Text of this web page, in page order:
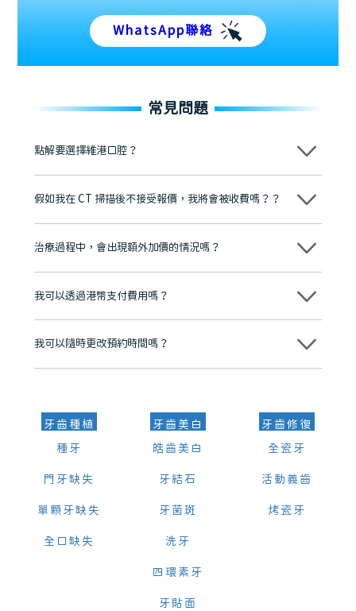
WhatsApp聯絡
常見問題
點解要選擇維港口腔？
維港口腔踐行「醫道濟世」的大學校訓，各分院匯聚來自香港、內地的
牌」、「2025香港企業領袖品牌」，是諾貝爾種植系統全球放心植牙中
至今已服務超過三十個國家和地區的顧客，受到粵港澳大灣區及周邊城
市市民極高的口碑評價及信任推薦 珠海、深圳設有八大分院，香港亦設
有咨詢及服務保障中心，有任何問題都可以隨時預約免費咨詢，讓人十
假如我在 CT 掃描後不接受報價，我將會被收費嗎？？
不會！只要未開始實際服務之前，你不會被收取任何費用。
治療過程中，會出現額外加價的情況嗎？
不會，治療前我們會詳細說明治療方案及對應的價錢，顧客同意並簽字
我可以透過港幣支付費用嗎？
可以。維港口腔會按照當日匯率轉算收取費用，而匯率會及時告知客人
我可以隨時更改預約時間嗎？
可以，請盡早通過wechat或whatsapp聯絡我們，告知我們你原本預約
牙齒種植
種牙
門牙缺失
單顆牙缺失
全口缺失
牙齒美白
皓齒美白
牙結石
牙菌斑
洗牙
四環素牙
牙貼面
牙齒修復
全瓷牙
活動義齒
烤瓷牙